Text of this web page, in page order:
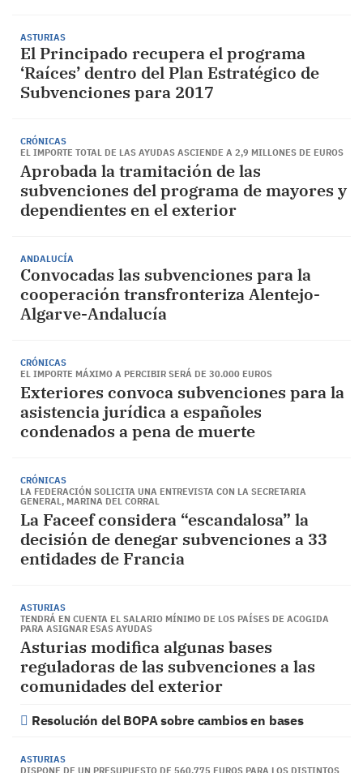
ASTURIAS
El Principado recupera el programa
‘Raíces’ dentro del Plan Estratégico de
Subvenciones para 2017
CRÓNICAS
EL IMPORTE TOTAL DE LAS AYUDAS ASCIENDE A 2,9 MILLONES DE EUROS
Aprobada la tramitación de las
subvenciones del programa de mayores y
dependientes en el exterior
ANDALUCÍA
Convocadas las subvenciones para la
cooperación transfronteriza Alentejo-
Algarve-Andalucía
CRÓNICAS
EL IMPORTE MÁXIMO A PERCIBIR SERÁ DE 30.000 EUROS
Exteriores convoca subvenciones para la
asistencia jurídica a españoles
condenados a pena de muerte
CRÓNICAS
LA FEDERACIÓN SOLICITA UNA ENTREVISTA CON LA SECRETARIA
GENERAL, MARINA DEL CORRAL
La Faceef considera “escandalosa” la
decisión de denegar subvenciones a 33
entidades de Francia
ASTURIAS
TENDRÁ EN CUENTA EL SALARIO MÍNIMO DE LOS PAÍSES DE ACOGIDA
PARA ASIGNAR ESAS AYUDAS
Asturias modifica algunas bases
reguladoras de las subvenciones a las
comunidades del exterior
Resolución del BOPA sobre cambios en bases
ASTURIAS
DISPONE DE UN PRESUPUESTO DE 560.775 EUROS PARA LOS DISTINTOS